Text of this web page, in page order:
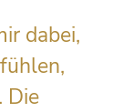
dabei,
Die